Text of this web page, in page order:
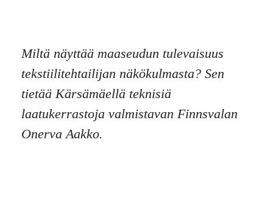
Miltä näyttää maaseudun tulevaisuus
tekstiilitehtailijan ­näkökulmasta? Sen
tietää Kärsämäellä teknisiä
laatukerrastoja valmistavan Finnsvalan
Onerva Aakko.